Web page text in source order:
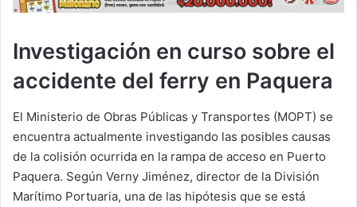
Investigación en curso sobre el
accidente del ferry en Paquera
El Ministerio de Obras Públicas y Transportes (MOPT) se
encuentra actualmente investigando las posibles causas
de la colisión ocurrida en la rampa de acceso en Puerto
Paquera. Según Verny Jiménez, director de la División
Marítimo Portuaria, una de las hipótesis que se está